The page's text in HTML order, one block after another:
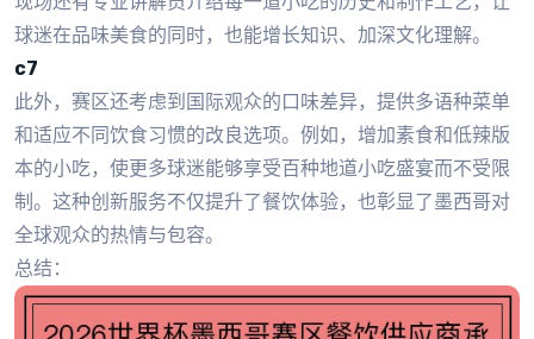
球迷在品味美食的同时，也能增长知识、加深文化理解。
c7
此外，赛区还考虑到国际观众的口味差异，提供多语种菜单
和适应不同饮食习惯的改良选项。例如，增加素食和低辣版
本的小吃，使更多球迷能够享受百种地道小吃盛宴而不受限
制。这种创新服务不仅提升了餐饮体验，也彰显了墨西哥对
全球观众的热情与包容。
总结：